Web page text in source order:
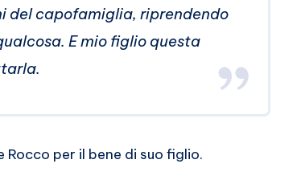
del capofamiglia, riprendendo
E mio figlio questa
per il bene di suo figlio.